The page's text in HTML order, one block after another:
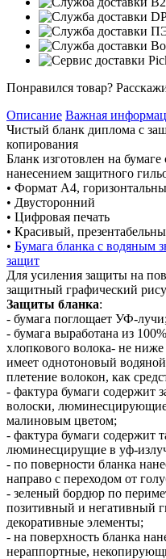
Понравился товар?
Описание Важная
Чистый бланк диплома с
копирования
Бланк изготовлен на
нанесением защитного
• Формат А4,
• Двусторонний
• Цифровая печать
• Красивый,
• Бумага бланка с водяным
защит
Для усиления защиты на
защитный графический
Защиты бланка:
- бумага поглощает УФ-лучи;
- бумага выработана из
хлопкового волока- не
имеет однотоновый
плетение волокон, как
- фактура бумаги содержит
волоски,
малиновым цветом;
- фактура бумаги содержит
люминесцирущие в уф-
- по поверности бланка
направо с переходом от
- зеленый бордюр по
позитивный и негативный
декоративные элементы;
- на поверхность бланка
нераппортные,